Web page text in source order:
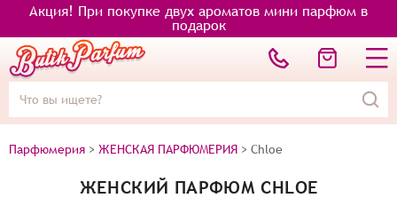
Акция! При покупке двух ароматов мини парфюм в
подарок
Парфюмерия > ЖЕНСКАЯ ПАРФЮМЕРИЯ > Chloe
ЖЕНСКИЙ ПАРФЮМ CHLOE